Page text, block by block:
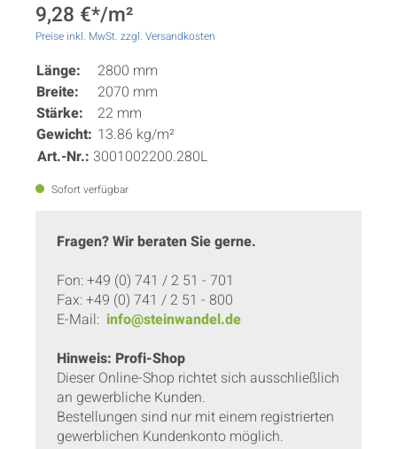
9,28 €*/m²
Preise inkl. MwSt. zzgl. Versandkosten
Länge:
2800 mm
Breite:
2070 mm
Stärke:
22 mm
Gewicht: 13.86 kg/m²
Art.-Nr.: 3001002200.280L
Sofort verfügbar
Fragen? Wir beraten Sie gerne.
Fon: +49 (0) 741 / 2 51 - 701
Fax: +49 (0) 741 / 2 51 - 800
E-Mail: info@steinwandel.de
Hinweis: Profi-Shop
Dieser Online-Shop richtet sich ausschließlich
an gewerbliche Kunden.
Bestellungen sind nur mit einem registrierten
gewerblichen Kundenkonto möglich.